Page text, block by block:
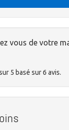
vous de votre
5 basé sur6 avis.